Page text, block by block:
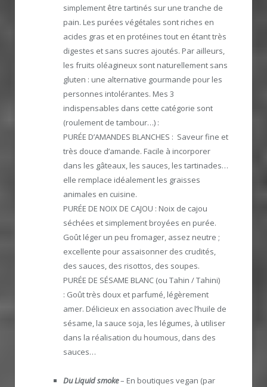
simplement être tartinés sur une tranche de
pain. Les purées végétales sont riches en
acides gras et en protéines tout en étant très
digestes et sans sucres ajoutés. Par ailleurs,
les fruits oléagineux sont naturellement sans
gluten : une alternative gourmande pour les
personnes intolérantes. Mes 3
indispensables dans cette catégorie sont
(roulement de tambour…) :
PURÉE D’AMANDES BLANCHES : Saveur fine et
très douce d’amande. Facile à incorporer
dans les gâteaux, les sauces, les tartinades…
elle remplace idéalement les graisses
animales en cuisine.
PURÉE DE NOIX DE CAJOU : Noix de cajou
séchées et simplement broyées en purée.
Goût léger un peu fromager, assez neutre ;
excellente pour assaisonner des crudités,
des sauces, des risottos, des soupes.
PURÉE DE SÉSAME BLANC (ou Tahin / Tahini)
: Goût très doux et parfumé, légèrement
amer. Délicieux en association avec l’huile de
sésame, la sauce soja, les légumes, à utiliser
dans la réalisation du houmous, dans des
sauces…
Du Liquid smoke– En boutiques vegan (par